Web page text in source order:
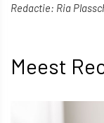
Redactie: Ria
Meest